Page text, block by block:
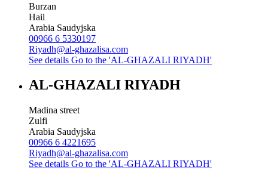
Burzan
Hail
Arabia Saudyjska
00966 6 5330197
Riyadh@al-ghazalisa.com
See details Go to the 'AL-GHAZALI RIYADH'
AL-GHAZALI RIYADH
Madina street
Zulfi
Arabia Saudyjska
00966 6 4221695
Riyadh@al-ghazalisa.com
See details Go to the 'AL-GHAZALI RIYADH'